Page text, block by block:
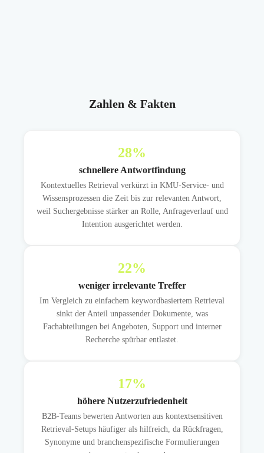
Zahlen & Fakten
28%
schnellere Antwortfindung
Kontextuelles Retrieval verkürzt in KMU-Service- und
Wissensprozessen die Zeit bis zur relevanten Antwort,
weil Suchergebnisse stärker an Rolle, Anfrageverlauf und
Intention ausgerichtet werden.
22%
weniger irrelevante Treffer
Im Vergleich zu einfachem keywordbasiertem Retrieval
sinkt der Anteil unpassender Dokumente, was
Fachabteilungen bei Angeboten, Support und interner
Recherche spürbar entlastet.
17%
höhere Nutzerzufriedenheit
B2B-Teams bewerten Antworten aus kontextsensitiven
Retrieval-Setups häufiger als hilfreich, da Rückfragen,
Synonyme und branchenspezifische Formulierungen